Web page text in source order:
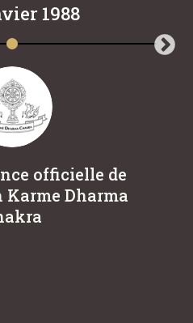
officielle de
Dharma
1988